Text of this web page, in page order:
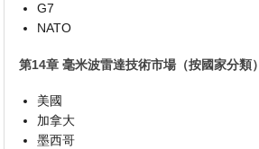
G7
NATO
第14章 毫米波雷達技術市場（按國家分類）
美國
加拿大
墨西哥